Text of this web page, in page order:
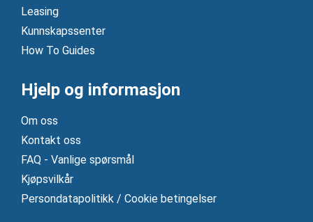
Leasing
Kunnskapssenter
How To Guides
Hjelp og informasjon
Om oss
Kontakt oss
FAQ - Vanlige spørsmål
Kjøpsvilkår
Persondatapolitikk / Cookie betingelser